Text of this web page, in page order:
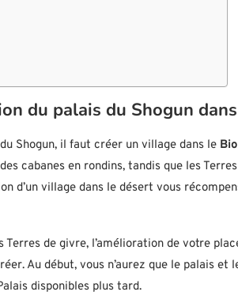
du palais du Shogun
Shogun, il faut créer un village dans le
cabanes en rondins, tandis que les
d’un village dans le désert vous
de givre, l’amélioration de votre
Au début, vous n’aurez que le palais et
disponibles plus tard.